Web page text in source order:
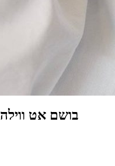
ET VOILA 100ml EDP בושם אט ווילה